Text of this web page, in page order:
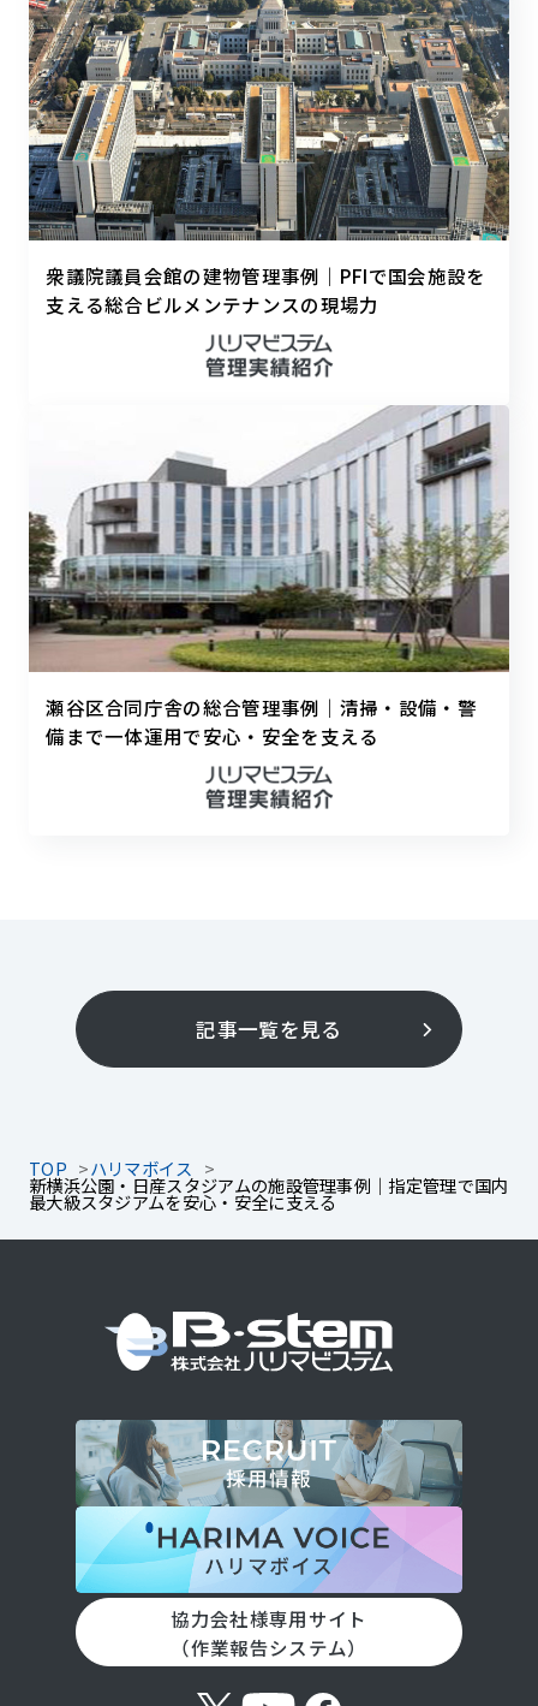
衆議院議員会館の建物管理事例｜PFIで国会施設を
支える総合ビルメンテナンスの現場力
瀬谷区合同庁舎の総合管理事例｜清掃・設備・警
備まで一体運用で安心・安全を支える
記事一覧を見る
TOP ハリマボイス
新横浜公園・日産スタジアムの施設管理事例｜指定管理で国内
最大級スタジアムを安心・安全に支える
協力会社様専用サイト
（作業報告システム）